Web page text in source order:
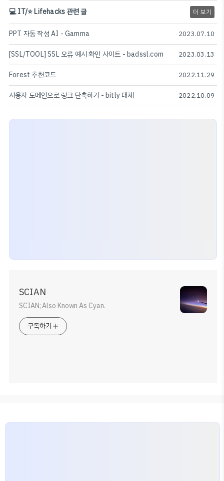
💻 IT/⭐️ Lifehacks 관련 글 더 보기
PPT 자동 작성 AI - Gamma 2023.07.10
[SSL/TOOL] SSL 오류 예시 확인 사이트 - badssl.com 2023.03.13
Forest 추천코드 2022.11.29
사용자 도메인으로 링크 단축하기 - bitly 대체 2022.10.09
SCIAN
SCIAN; Also Known As Cyan.
구독하기